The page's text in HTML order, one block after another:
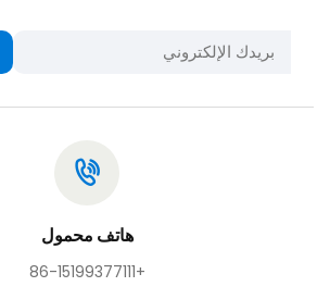
هاتف محمول
+86-15199377111